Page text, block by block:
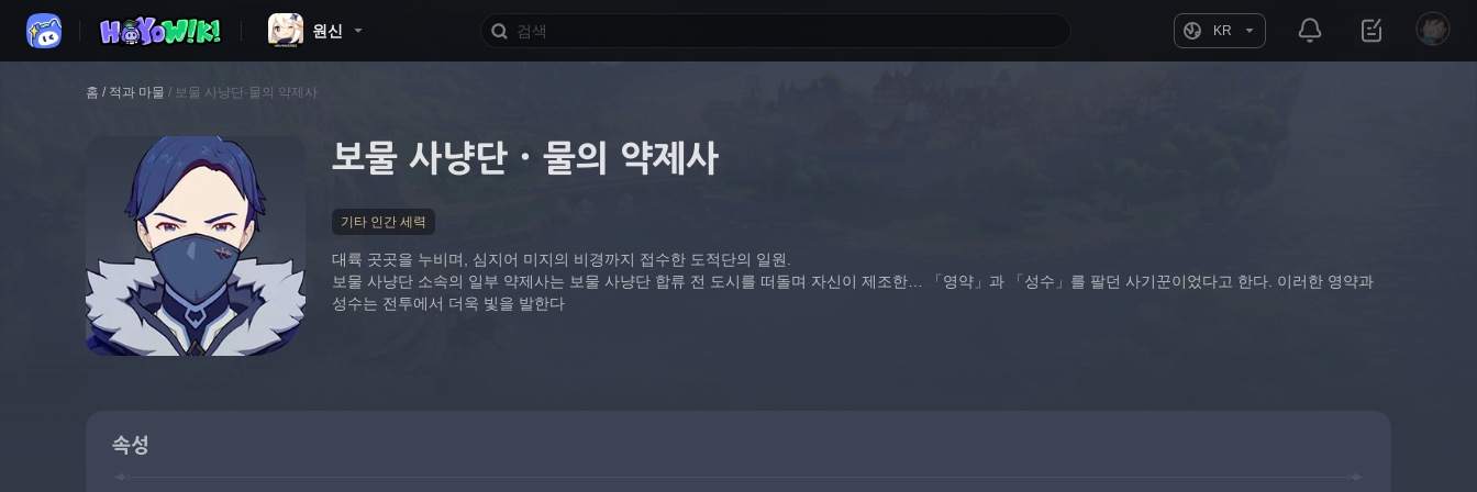
원신 KR
홈 / 적과 마물 / 보물 사냥단·물의 약제사
보물 사냥단·물의 약제사
기타 인간 세력
대륙 곳곳을 누비며, 심지어 미지의 비경까지 접수한 도적단의 일원.
보물 사냥단 소속의 일부 약제사는 보물 사냥단 합류 전 도시를 떠돌며 자신이 제조한… 「영약」과 「성수」를 팔던 사기꾼이었다고 한다. 이러한 영약과
성수는 전투에서 더욱 빛을 발한다
속성